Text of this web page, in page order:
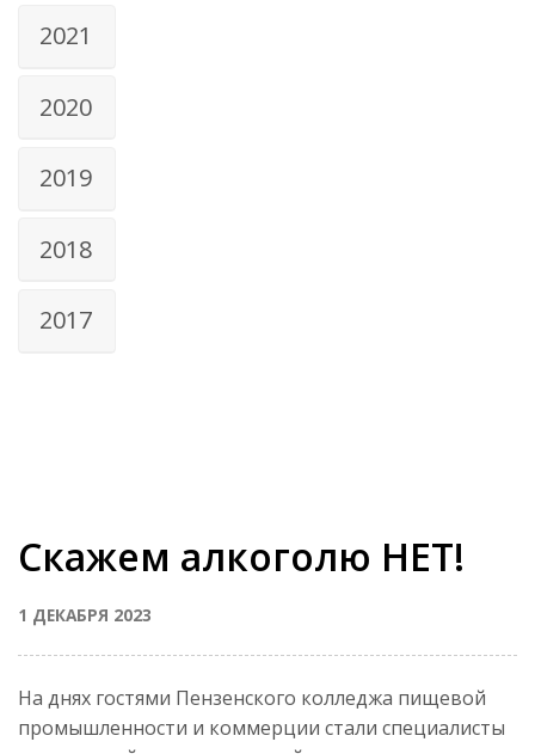
2021
2020
2019
2018
2017
Скажем алкоголю НЕТ!
1 ДЕКАБРЯ 2023
На днях гостями Пензенского колледжа пищевой
промышленности и коммерции стали специалисты